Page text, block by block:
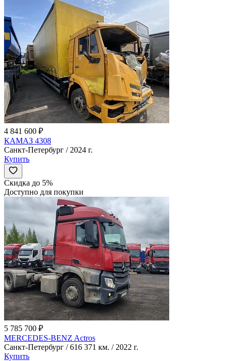
4 841 600 ₽
КАМАЗ 4308
Санкт-Петербург / 2024 г.
Купить
Скидка до 5%
Доступно для покупки
5 785 700 ₽
MERCEDES-BENZ Actros
Санкт-Петербург / 616 371 км. / 2022 г.
Купить